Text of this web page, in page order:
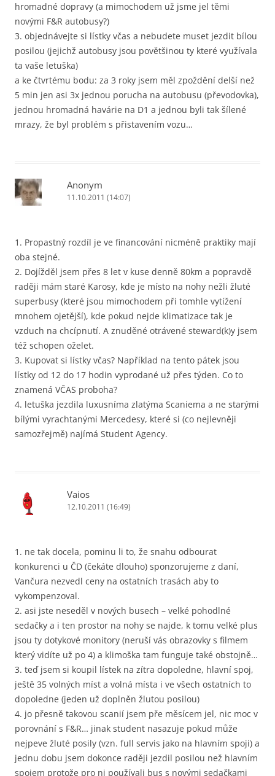
hromadné dopravy (a mimochodem už jsme jel těmi
novými F&R autobusy?)
3. objednávejte si lístky včas a nebudete muset jezdit bílou
posilou (jejichž autobusy jsou povětšinou ty které využívala
ta vaše letuška)
a ke čtvrtému bodu: za 3 roky jsem měl zpoždění delší než
5 min jen asi 3x jednou porucha na autobusu (převodovka),
jednou hromadná havárie na D1 a jednou byli tak šílené
mrazy, že byl problém s přistavením vozu…
Anonym
11.10.2011 (14:07)
1. Propastný rozdíl je ve financování nicméně praktiky mají
oba stejné.
2. Dojížděl jsem přes 8 let v kuse denně 80km a popravdě
raději mám staré Karosy, kde je místo na nohy nežli žluté
superbusy (které jsou mimochodem při tomhle vytížení
mnohem ojetější), kde pokud nejde klimatizace tak je
vzduch na chcípnutí. A znuděné otrávené steward(k)y jsem
též schopen oželet.
3. Kupovat si lístky včas? Například na tento pátek jsou
lístky od 12 do 17 hodin vyprodané už přes týden. Co to
znamená VČAS proboha?
4. letuška jezdila luxusníma zlatýma Scaniema a ne starými
bílými vyrachtanými Mercedesy, které si (co nejlevněji
samozřejmě) najímá Student Agency.
Vaios
12.10.2011 (16:49)
1. ne tak docela, pominu li to, že snahu odbourat
konkurenci u ČD (čekáte dlouho) sponzorujeme z daní,
Vančura nezvedl ceny na ostatních trasách aby to
vykompenzoval.
2. asi jste neseděl v nových busech – velké pohodlné
sedačky a i ten prostor na nohy se najde, k tomu velké plus
jsou ty dotykové monitory (neruší vás obrazovky s filmem
který vidíte už po 4) a klimoška tam funguje také obstojně…
3. teď jsem si koupil lístek na zítra dopoledne, hlavní spoj,
ještě 35 volných míst a volná místa i ve všech ostatních to
dopoledne (jeden už doplněn žlutou posilou)
4. jo přesně takovou scanií jsem pře měsícem jel, nic moc v
porovnání s F&R… jinak student nasazuje pokud může
nejpeve žluté posily (vzn. full servis jako na hlavním spoji) a
jednu dobu jsem dokonce raději jezdil posilou než hlavním
spojem protože pro ni používali bus s novými sedačkami